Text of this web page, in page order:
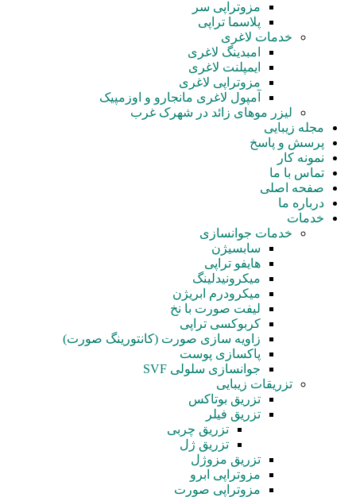
مزوتراپی سر
پلاسما تراپی
خدمات لاغری
امبدینگ لاغری
ایمپلنت لاغری
مزوتراپی لاغری
آمپول‌ لاغری مانجارو و اوزمپیک
لیزر موهای زائد در شهرک غرب
مجله زیبایی
پرسش و پاسخ
نمونه کار
تماس با ما
صفحه اصلی
درباره ما
خدمات
خدمات جوانسازی
سابسیژن
هایفو تراپی
میکرونیدلینگ
میکرودرم ابریژن
لیفت صورت با نخ
کربوکسی تراپی
زاویه سازی صورت (کانتورینگ صورت)
پاکسازی پوست
جوانسازی سلولی SVF
تزریقات زیبایی
تزریق بوتاکس
تزریق فیلر
تزریق چربی
تزریق ژل
تزریق مزوژل
مزوتراپی ابرو
مزوتراپی صورت